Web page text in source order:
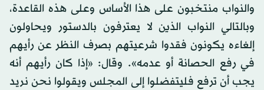
والنواب منتخبون على هذا الأساس وعلى هذه القاعدة،
وبالتالي النواب الذين لا يعترفون بالدستور ويحاولون
إلغاءه يكونون فقدوا شرعيتهم بصرف النظر عن رأيهم
في رفع الحصانة أو عدمه». وقال: «إذا كان رأيهم أنه
يجب أن ترفع فليتفضلوا إلى المجلس ويقولوا نحن نريد